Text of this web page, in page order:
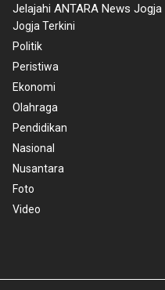
Jelajahi ANTARA News Jogja
Jogja Terkini
Politik
Peristiwa
Ekonomi
Olahraga
Pendidikan
Nasional
Nusantara
Foto
Video